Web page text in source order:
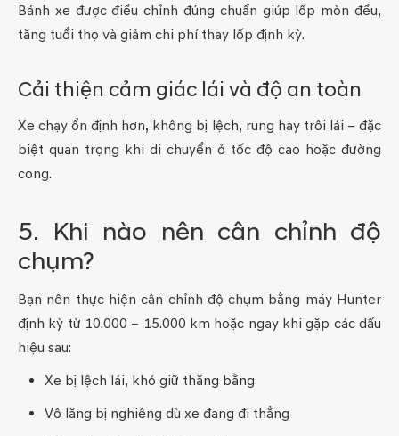
Bánh xe được điều chỉnh đúng chuẩn giúp lốp mòn đều,
tăng tuổi thọ và giảm chi phí thay lốp định kỳ.
Cải thiện cảm giác lái và độ an toàn
Xe chạy ổn định hơn, không bị lệch, rung hay trôi lái – đặc
biệt quan trọng khi di chuyển ở tốc độ cao hoặc đường
cong.
5. Khi nào nên cân chỉnh độ
chụm?
Bạn nên thực hiện cân chỉnh độ chụm bằng máy Hunter
định kỳ từ 10.000 – 15.000 km hoặc ngay khi gặp các dấu
hiệu sau:
Xe bị lệch lái, khó giữ thăng bằng
Vô lăng bị nghiêng dù xe đang đi thẳng